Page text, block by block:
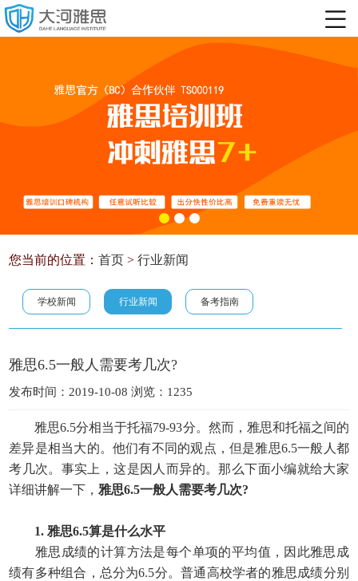
您当前的位置：首页 >行业新闻
学校新闻 行业新闻 备考指南
雅思6.5一般人需要考几次?
发布时间：2019-10-08 浏览：1235
雅思6.5分相当于托福79-93分。然而，雅思和托福之间的
差异是相当大的。他们有不同的观点，但是雅思6.5一般人都
考几次。事实上，这是因人而异的。那么下面小编就给大家
详细讲解一下，雅思6.5一般人需要考几次?
1. 雅思6.5算是什么水平
雅思成绩的计算方法是每个单项的平均值，因此雅思成
绩有多种组合，总分为6.5分。普通高校学者的雅思成绩分别